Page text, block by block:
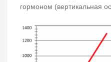
гормоном (вертикальная